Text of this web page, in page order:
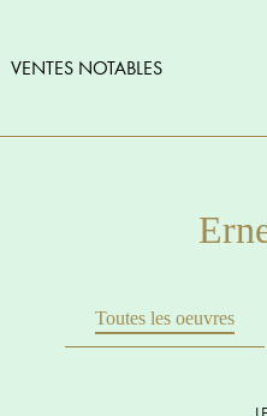
VENTES NOTABLES
Toutes les oeuvres